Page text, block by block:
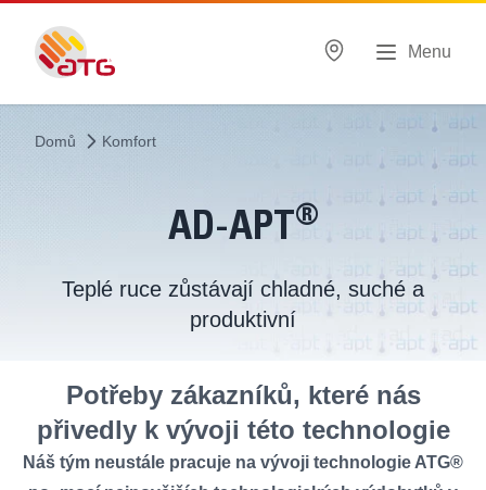
Menu
Domů Komfort
AD-APT ®
Teplé ruce zůstávají chladné, suché a
produktivní
Potřeby zákazníků, které nás
přivedly k vývoji této technologie
Náš tým neustále pracuje na vývoji technologie ATG®